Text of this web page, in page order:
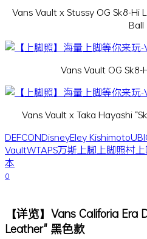
Vans Vault x Stussy OG Sk8-Hi
Ball
Vans Vault OG Sk8-
Vans Vault x Taka Hayashi
DEFCONDisneyEley Kishimoto
VaultWTAPS万斯 上脚 上脚照村
本
0
【详览】Vans Califoria Era
Leather" 黑色款